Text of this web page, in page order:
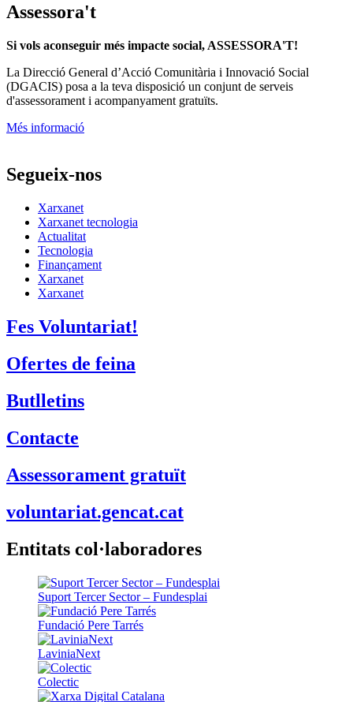
Assessora't
Si vols aconseguir més impacte social, ASSESSORA'T!
La Direcció General d’Acció Comunitària i Innovació Social
(DGACIS) posa a la teva disposició un conjunt de serveis
d'assessorament i acompanyament gratuïts.
Més informació
Segueix-nos
Xarxanet
Xarxanet tecnologia
Actualitat
Tecnologia
Finançament
Xarxanet
Xarxanet
Fes Voluntariat!
Ofertes de feina
Butlletins
Contacte
Assessorament gratuït
voluntariat.gencat.cat
Entitats col·laboradores
Suport Tercer Sector – Fundesplai
Fundació Pere Tarrés
LaviniaNext
Colectic